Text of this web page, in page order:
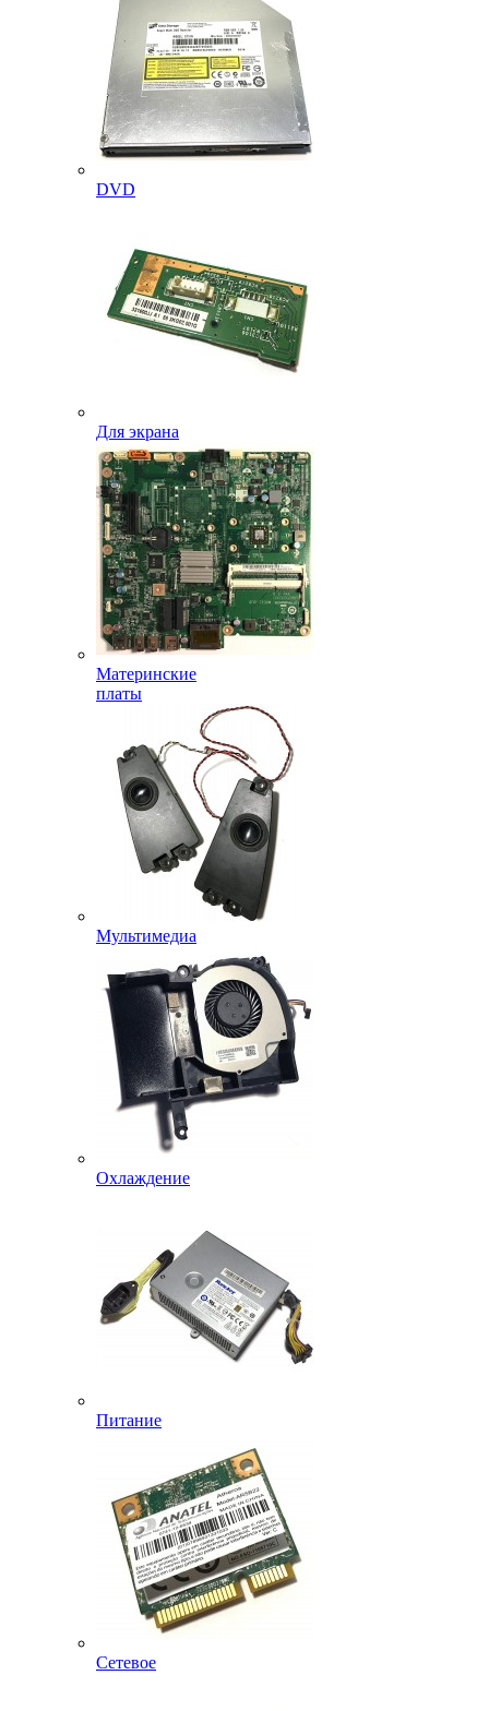
DVD
Для экрана
Материнские
платы
Мультимедиа
Охлаждение
Питание
Сетевое